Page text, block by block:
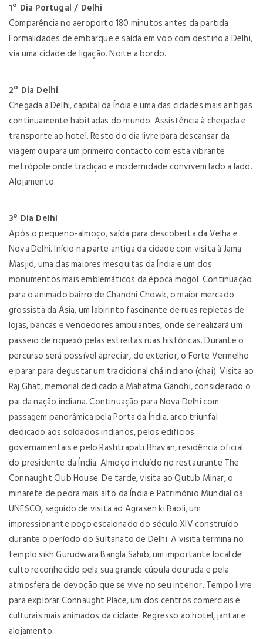
1º Dia Portugal / Delhi
Comparência no aeroporto 180 minutos antes da partida.
Formalidades de embarque e saída em voo com destino a Delhi,
via uma cidade de ligação. Noite a bordo.
2º Dia Delhi
Chegada a Delhi, capital da Índia e uma das cidades mais antigas
continuamente habitadas do mundo. Assistência à chegada e
transporte ao hotel. Resto do dia livre para descansar da
viagem ou para um primeiro contacto com esta vibrante
metrópole onde tradição e modernidade convivem lado a lado.
Alojamento.
3º Dia Delhi
Após o pequeno-almoço, saída para descoberta da Velha e
Nova Delhi. Início na parte antiga da cidade com visita à Jama
Masjid, uma das maiores mesquitas da Índia e um dos
monumentos mais emblemáticos da época mogol. Continuação
para o animado bairro de Chandni Chowk, o maior mercado
grossista da Ásia, um labirinto fascinante de ruas repletas de
lojas, bancas e vendedores ambulantes, onde se realizará um
passeio de riquexó pelas estreitas ruas históricas. Durante o
percurso será possível apreciar, do exterior, o Forte Vermelho
e parar para degustar um tradicional chá indiano (chai). Visita ao
Raj Ghat, memorial dedicado a Mahatma Gandhi, considerado o
pai da nação indiana. Continuação para Nova Delhi com
passagem panorâmica pela Porta da Índia, arco triunfal
dedicado aos soldados indianos, pelos edifícios
governamentais e pelo Rashtrapati Bhavan, residência oficial
do presidente da Índia. Almoço incluído no restaurante The
Connaught Club House. De tarde, visita ao Qutub Minar, o
minarete de pedra mais alto da Índia e Património Mundial da
UNESCO, seguido de visita ao Agrasen ki Baoli, um
impressionante poço escalonado do século XIV construído
durante o período do Sultanato de Delhi. A visita termina no
templo sikh Gurudwara Bangla Sahib, um importante local de
culto reconhecido pela sua grande cúpula dourada e pela
atmosfera de devoção que se vive no seu interior. Tempo livre
para explorar Connaught Place, um dos centros comerciais e
culturais mais animados da cidade. Regresso ao hotel, jantar e
alojamento.